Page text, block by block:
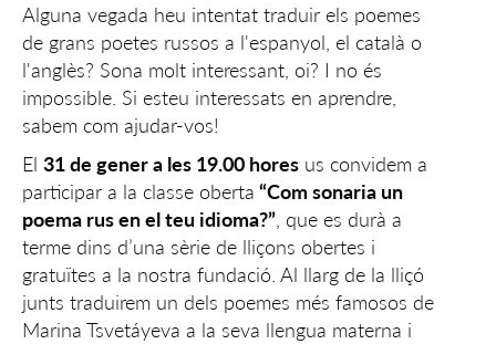
Alguna vegada heu intentat traduir els poemes
de grans poetes russos a l'espanyol, el català o
l'anglès? Sona molt interessant, oi? I no és
impossible. Si esteu interessats en aprendre,
sabem com ajudar-vos!
El 31 de gener a les 19.00 hores us convidem a
participar a la classe oberta “Com sonaria un
poema rus en el teu idioma?” , que es durà a
terme dins d’una sèrie de lliçons obertes i
gratuïtes a la nostra fundació. Al llarg de la lliçó
junts traduirem un dels poemes més famosos de
Marina Tsvetáyeva a la seva llengua materna i